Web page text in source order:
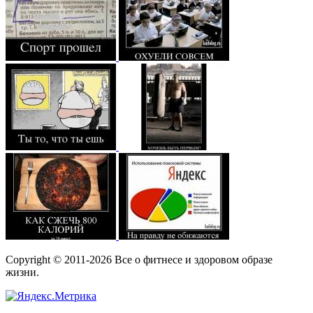
Copyright © 2011-2026 Все о фитнесе и здоровом образе
жизни.